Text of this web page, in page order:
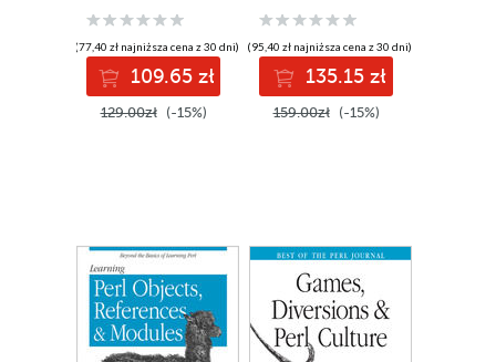
(77,40 zł najniższa cena z 30 dni)
109.65 zł
129.00zł (-15%)
(95,40 zł najniższa cena z 30 dni)
135.15 zł
159.00zł (-15%)